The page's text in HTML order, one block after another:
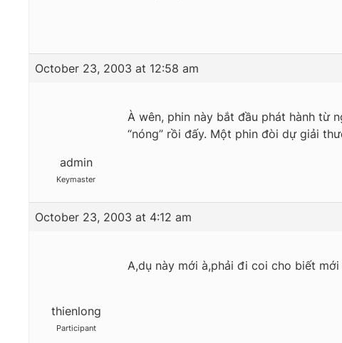
October 23, 2003 at 12:58 am
admin
Keymaster
À wên, phin này bắt đầu phát hành từ
“nóng” rồi đấy. Một phin đòi dự giải
October 23, 2003 at 4:12 am
thienlong
Participant
A,dụ này mới à,phải đi coi cho biết